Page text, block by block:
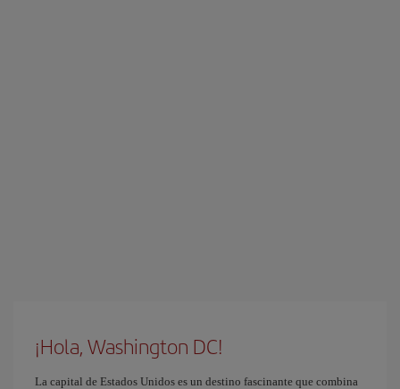
¡Hola, Washington DC!
La capital de Estados Unidos es un destino fascinante que combina